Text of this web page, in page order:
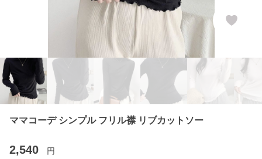
ママコーデ シンプル フリル襟 リブカットソー
2,540 円